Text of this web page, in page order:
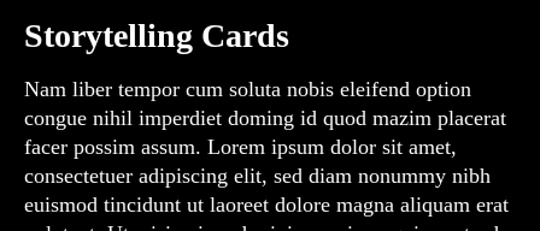
Storytelling Cards
Nam liber tempor cum soluta nobis eleifend option
congue nihil imperdiet doming id quod mazim placerat
facer possim assum. Lorem ipsum dolor sit amet,
consectetuer adipiscing elit, sed diam nonummy nibh
euismod tincidunt ut laoreet dolore magna aliquam erat